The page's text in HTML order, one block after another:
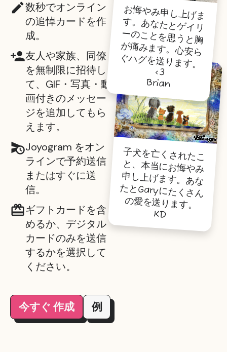
数秒でオンライン
の追悼カードを作
成。
友人や家族、同僚
を無制限に招待し
て、GIF・写真・動
画付きのメッセー
ジを追加してもら
えます。
Joyogram をオン
ラインで予約送信
またはすぐに送
信。
ギフトカードを含
めるか、デジタル
カードのみを送信
するかを選択して
ください。
今すぐ 作成 例
お悔やみ申し上げま
す。あなたとゲイリ
ーのことを思うと胸
が痛みます。心安ら
ぐハグを送ります。
<3
Brian
子犬を亡くされたこ
と、本当にお悔やみ
申し上げます。あな
たとGaryにたくさん
の愛を送ります。
KD